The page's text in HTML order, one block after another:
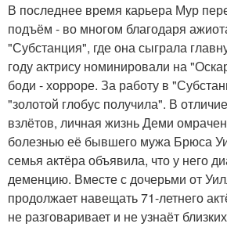
В последнее время карьера Мур
подъём - во многом благодаря
"Субстанция", где она сыграла
году актрису номинировали на
боди - хорроре. За работу в
"золотой глобус получила". В
взлётов, личная жизнь Деми
болезнью её бывшего мужа Брюса
семья актёра объявила, что у него
деменцию. Вместе с дочерьми от
продолжает навещать 71-летнего
не разговаривает и не узнаёт